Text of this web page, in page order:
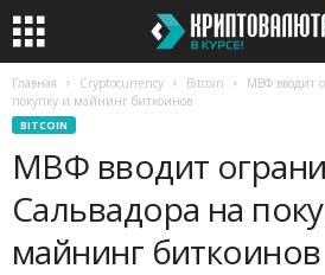
Главная Cryptocurrency Bitcoin
МВФ вводит
покупку и майнинг биткоинов
BITCOIN
МВФ вводит
Сальвадора на
майнинг биткоинов